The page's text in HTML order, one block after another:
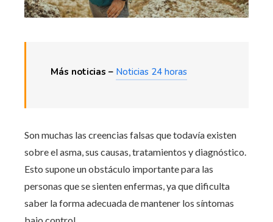
Más noticias – Noticias 24 horas
Son muchas las creencias falsas que todavía existen
sobre el asma, sus causas, tratamientos y diagnóstico.
Esto supone un obstáculo importante para las
personas que se sienten enfermas, ya que dificulta
saber la forma adecuada de mantener los síntomas